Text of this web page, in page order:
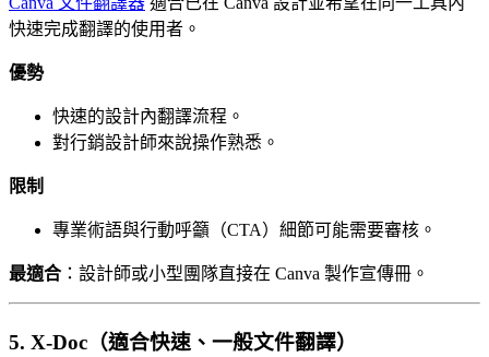
快速完成翻譯的使用者。
優勢
快速的設計內翻譯流程。
對行銷設計師來說操作熟悉。
限制
專業術語與行動呼籲（CTA）細節可能需要審核。
最適合 ：設計師或小型團隊直接在 Canva 製作宣傳冊。
5. X-Doc（適合快速、一般文件翻譯）